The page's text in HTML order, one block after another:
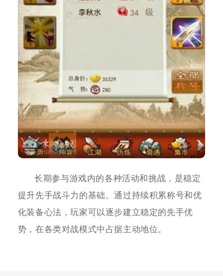
长期参与游戏内的各种活动和挑战，是稳定
提升先手战斗力的基础。通过持续积累称号和优
化装备心法，玩家可以逐步建立稳定的先手优
势，在各类对战模式中占据主动地位。